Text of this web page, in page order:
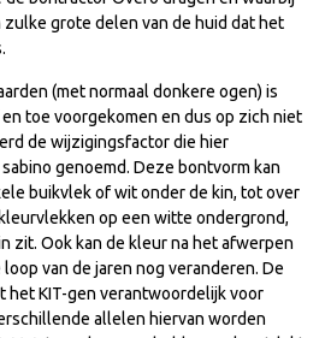
grote delen van de huid dat het
(met normaal donkere ogen) is
toe voorgekomen en dus op zich niet
de wijzigingsfactor die hier
genoemd. Deze bontvorm kan
buikvlek of wit onder de kin, tot over
op een witte ondergrond,
zit. Ook kan de kleur na het afwerpen
van de jaren nog veranderen. De
het KIT-gen verantwoordelijk voor
allelen hiervan worden